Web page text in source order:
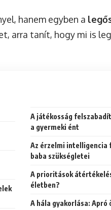
hanem egyben a
arra tanít, hogy mi is
A játékosság
a gyermeki ént
Az érzelmi intelligencia
baba szükségletei
A prioritások
életben?
A hála gyakorlása: Apró